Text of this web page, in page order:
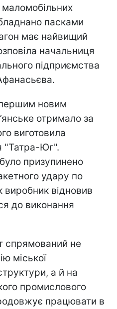
пасками
має найвищий
начальниця
підприємства
новим
отримало за
виготовила
"Татра-Юг".
призупинено
удару по
виробник відновив
до виконання
спрямований не
міської
а й на
промислового
працювати в